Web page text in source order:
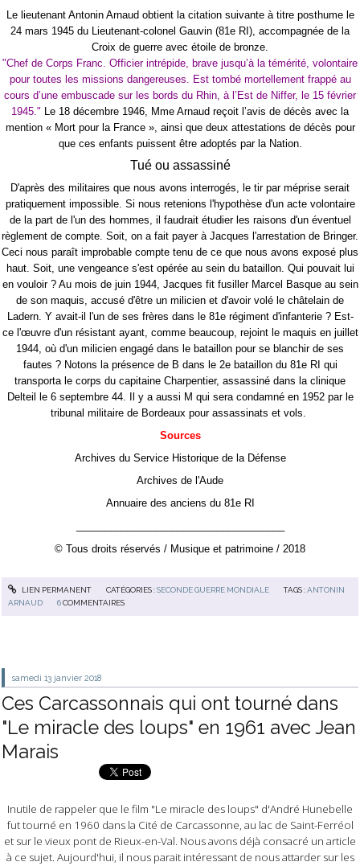
Le lieutenant Antonin Arnaud obtient la citation suivante à titre posthume le
24 mars 1945 du Lieutenant-colonel Gauvin (81e RI), accompagnée de la
Croix de guerre avec étoile de bronze.
"Chef de Corps Franc. Officier intrépide, brave jusqu’à la témérité, volontaire
pour toutes les missions dangereuses. Est tombé mortellement frappé au
cours d’une embuscade sur les bords du Rhin, à l’Est de Niffer, le 15 février
1945." Le 18 décembre 1946, Mme Arnaud reçoit l’avis de décès avec la
mention « Mort pour la France », ainsi que deux attestations de décès pour
que ces enfants puissent être adoptés par la Nation.
Tué ou assassiné
D'après des militaires que nous avons interrogés, le tir par méprise serait
pratiquement impossible. Si nous retenions l'hypothèse d'un acte volontaire
de la part de l'un des hommes, il faudrait étudier les raisons d'un éventuel
règlement de compte. Soit, on a fait payer à Jacques l'arrestation de Bringer.
Ceci nous paraît improbable compte tenu de ce que nous avons exposé plus
haut. Soit, une vengeance s'est opérée au sein du bataillon. Qui pouvait lui
en vouloir ? Au mois de juin 1944, Jacques fit fusiller Marcel Basque au sein
de son maquis, accusé d'être un milicien et d'avoir volé le châtelain de
Ladern. Y avait-il l'un de ses frères dans le 81e régiment d'infanterie ? Est-
ce l'œuvre d'un résistant ayant, comme beaucoup, rejoint le maquis en juillet
1944, où d'un milicien engagé dans le bataillon pour se blanchir de ses
fautes ? Notons la présence de B dans le 2e bataillon du 81e RI qui
transporta le corps du capitaine Charpentier, assassiné dans la clinique
Delteil le 6 septembre 44. Il y a aussi M qui sera condamné en 1952 par le
tribunal militaire de Bordeaux pour assassinats et vols.
Sources
Archives du Service Historique de la Défense
Archives de l'Aude
Annuaire des anciens du 81e RI
© Tous droits réservés / Musique et patrimoine / 2018
LIEN PERMANENT CATÉGORIES :SECONDE GUERRE MONDIALE TAGS :ANTONIN
ARNAUD
6 COMMENTAIRES
samedi 13 janvier 2018
Ces Carcassonnais qui ont tourné dans
"Le miracle des loups" en 1961 avec Jean
Marais
Inutile de rappeler que le film "Le miracle des loups" d'André Hunebelle
fut tourné en 1960 dans la Cité de Carcassonne, au lac de Saint-Ferréol
et sur le vieux pont de Rieux-en-Val. Nous avons déjà consacré un article
à ce sujet. Aujourd'hui, il nous parait intéressant de nous attarder sur les